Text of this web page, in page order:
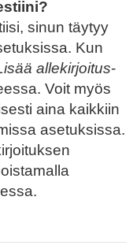
sinun täytyy
Kun
allekirjoitus-
Voit myös
aina kaikkiin
asetuksissa.